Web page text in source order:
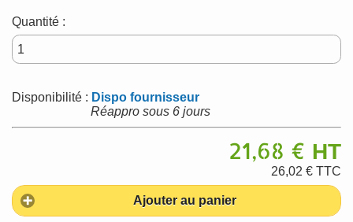
Quantité :
Disponibilité : Dispo fournisseur
Réappro sous 6 jours
21,68 € HT
26,02 € TTC
Ajouter au panier